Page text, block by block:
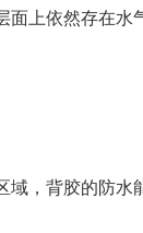
上依然存在
，背胶的防水